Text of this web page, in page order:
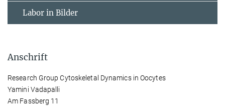
Labor in Bilder
Anschrift
Research Group Cytoskeletal Dynamics in Oocytes
Yamini Vadapalli
Am Fassberg 11